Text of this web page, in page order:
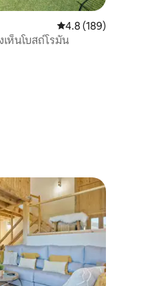
คะแนนเฉลี่ย 4.8 จาก
4.8 (189)
ห็นโบสถ์โรมัน